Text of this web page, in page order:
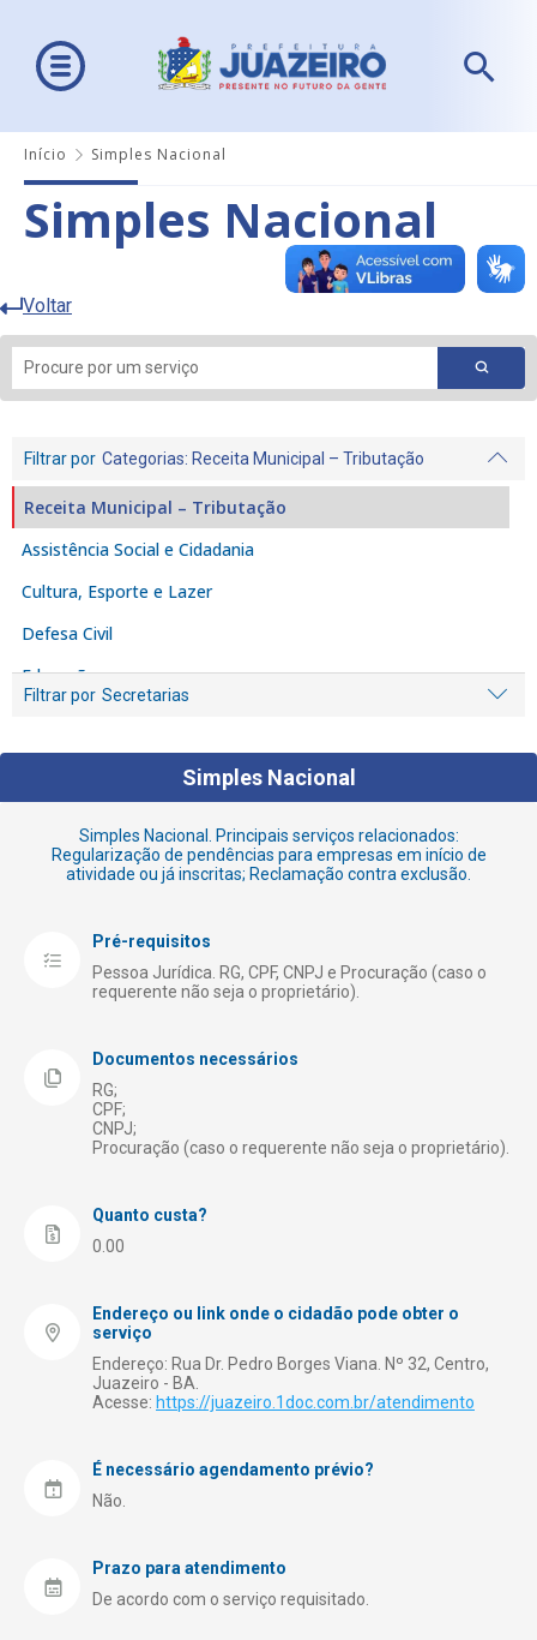
Início Simples Nacional
Simples Nacional
Voltar
Filtrar por Categorias: Receita Municipal – Tributação
Filtrar por Secretarias
Assistência Social e Cidadania
Cultura, Esporte e Lazer
Defesa Civil
Educação
Fiscalização e Denúncia
Habitação
Iluminação Pública
Licenciamento e Alvarás
Meio Ambiente
Receita Municipal – Tributação
Registro de Empresas
Saúde
Segurança
Turismo
Simples Nacional
Simples Nacional. Principais serviços relacionados:
Regularização de pendências para empresas em início de
atividade ou já inscritas; Reclamação contra exclusão.
Pré-requisitos
Pessoa Jurídica. RG, CPF, CNPJ e Procuração (caso o
requerente não seja o proprietário).
Documentos necessários
RG;
CPF;
CNPJ;
Procuração (caso o requerente não seja o proprietário).
Quanto custa?
0.00
Endereço ou link onde o cidadão pode obter o
serviço
Endereço: Rua Dr. Pedro Borges Viana. Nº 32, Centro,
Juazeiro - BA.
Acesse: https://juazeiro.1doc.com.br/atendimento
É necessário agendamento prévio?
Não.
Prazo para atendimento
De acordo com o serviço requisitado.